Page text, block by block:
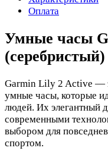
Оплата
Умные часы
(серебристый)
Garmin Lily 2 Active —
умные часы, которые
людей. Их элегантный
современными
выбором для
спортом.